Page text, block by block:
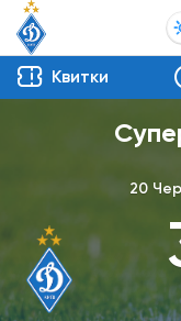
Квитки
20